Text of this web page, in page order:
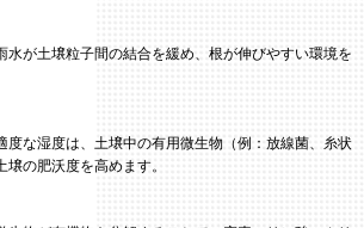
水が土壌粒子間の結合を緩め、根が伸びやすい環境を
度な湿度は、土壌中の有用微生物（例：放線菌、糸状
の肥沃度を高めます。